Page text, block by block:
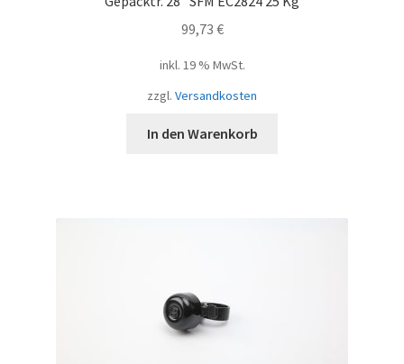
99,73 €
inkl. 19 % MwSt.
zzgl. Versandkosten
In den Warenkorb